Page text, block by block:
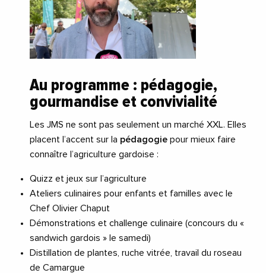
Au programme : pédagogie,
gourmandise et convivialité
Les JMS ne sont pas seulement un marché XXL. Elles
placent l’accent sur la pédagogie pour mieux faire
connaître l’agriculture gardoise :
Quizz et jeux sur l’agriculture
Ateliers culinaires pour enfants et familles avec le
Chef Olivier Chaput
Démonstrations et challenge culinaire (concours du «
sandwich gardois » le samedi)
Distillation de plantes, ruche vitrée, travail du roseau
de Camargue